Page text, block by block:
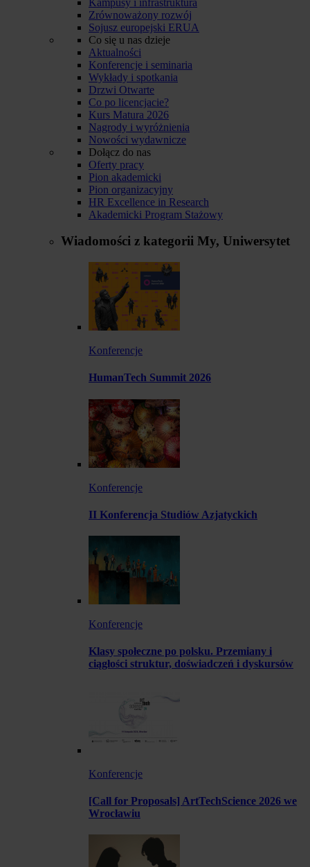
Zrównoważony rozwój
Sojusz europejski ERUA
Co się u nas dzieje
Aktualności
Konferencje i seminaria
Wykłady i spotkania
Drzwi Otwarte
Co po licencjacie?
Kurs Matura 2026
Nagrody i wyróżnienia
Nowości wydawnicze
Dołącz do nas
Oferty pracy
Pion akademicki
Pion organizacyjny
HR Excellence in Research
Akademicki Program Stażowy
Wiadomości z kategorii My, Uniwersytet
Konferencje
HumanTech Summit 2026
Konferencje
II Konferencja Studiów Azjatyckich
Konferencje
Klasy społeczne po polsku. Przemiany i
ciągłości struktur, doświadczeń i dyskursów
Konferencje
[Call for Proposals] ArtTechScience 2026 we
Wrocławiu